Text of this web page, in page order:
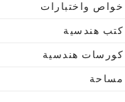
خواص واختبارات
كتب هندسية
كورسات هندسية
مساحة